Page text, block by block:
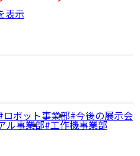
表示
ロボット事業部 今後の展示会
ル事業部 工作機事業部